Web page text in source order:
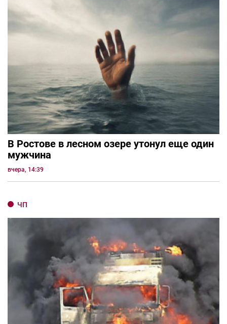
В Ростове в лесном озере утонул еще один
мужчина
вчера, 14:39
ЧП